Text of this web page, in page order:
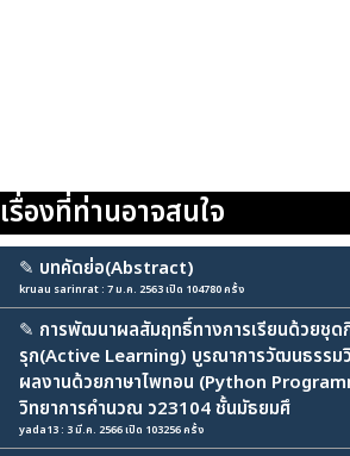
เรื่องที่ท่านอาจสนใจ
✎ บทคัดย่อ(Abstract)
kruau sarinrat : 7 ม.ค. 2563 เปิด 104780 ครั้ง
✎ การพัฒนาผลสัมฤทธิ์ทางการเรียนด้วยชุด
รุก(Active Learning) บูรณาการวัฒนธรรม
ผลงานด้วยภาษาไพทอน (Python
วิทยาการคำนวณ ว23104 ชั้นมัธยมศึ
yada13 : 3 มี.ค. 2566 เปิด 103256 ครั้ง